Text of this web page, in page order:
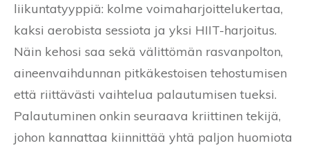
liikuntatyyppiä: kolme voimaharjoittelukertaa,
kaksi aerobista sessiota ja yksi HIIT-harjoitus.
Näin kehosi saa sekä välittömän rasvanpolton,
aineenvaihdunnan pitkäkestoisen tehostumisen
että riittävästi vaihtelua palautumisen tueksi.
Palautuminen onkin seuraava kriittinen tekijä,
johon kannattaa kiinnittää yhtä paljon huomiota